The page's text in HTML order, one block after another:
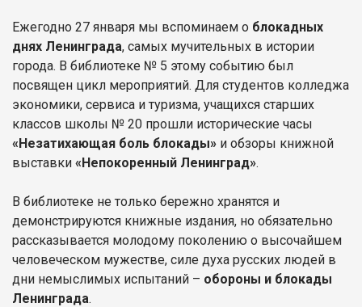
Ежегодно 27 января мы вспоминаем о блокадных
днях Ленинграда, самых мучительных в истории
города. В библиотеке № 5 этому событию был
посвящен цикл мероприятий. Для студентов колледжа
экономики, сервиса и туризма, учащихся старших
классов школы № 20 прошли исторические часы
«Незатихающая боль блокады» и обзоры книжной
выставки «Непокоренный Ленинград».
В библиотеке не только бережно хранятся и
демонстрируются книжные издания, но обязательно
рассказывается молодому поколению о высочайшем
человеческом мужестве, силе духа русских людей в
дни немыслимых испытаний – обороны и блокады
Ленинграда.